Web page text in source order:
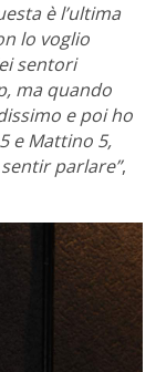
è l’ultima
lo voglio
sentori
ma quando
e poi ho
e Mattino 5,
parlare”,